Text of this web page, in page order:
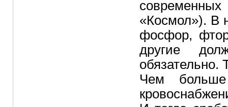
«Космол»). В
фосфор,
другие
обязательно.
Чем